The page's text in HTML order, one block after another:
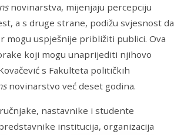
novinarstva, mijenjaju percepciju
a s druge strane, podižu svjesnost da
mogu uspješnije približiti publici. Ova
koji mogu unaprijediti njihovo
s Fakulteta političkih
novinarstvo već deset godina.
nastavnike i studente
institucija, organizacija